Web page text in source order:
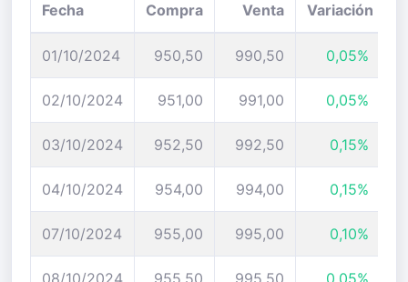
Fecha Compra Venta Variación
01/10/2024 950,50 990,50 0,05%
02/10/2024 951,00 991,00 0,05%
03/10/2024 952,50 992,50 0,15%
04/10/2024 954,00 994,00 0,15%
07/10/2024 955,00 995,00 0,10%
08/10/2024 955,50 995,50 0,05%